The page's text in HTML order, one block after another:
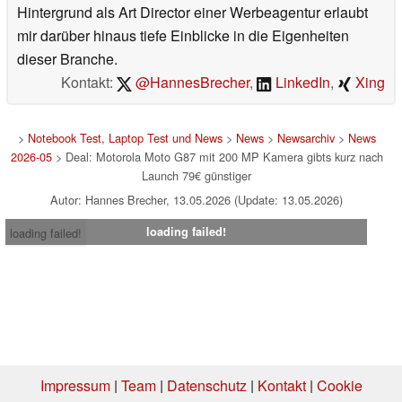
Hintergrund als Art Director einer Werbeagentur erlaubt
mir darüber hinaus tiefe Einblicke in die Eigenheiten
dieser Branche.
Kontakt:
@HannesBrecher, LinkedIn, Xing
> Notebook Test, Laptop Test und News> News> Newsarchiv> News
2026-05> Deal: Motorola Moto G87 mit 200 MP Kamera gibts kurz nach
Launch 79€ günstiger
Autor: Hannes Brecher, 13.05.2026 (Update: 13.05.2026)
loading failed!
loading failed!
Impressum| Team| Datenschutz| Kontakt| Cookie